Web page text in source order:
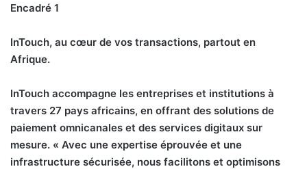
Encadré 1
InTouch, au cœur de vos transactions, partout en
Afrique.
InTouch accompagne les entreprises et institutions à
travers 27 pays africains, en offrant des solutions de
paiement omnicanales et des services digitaux sur
mesure. « Avec une expertise éprouvée et une
infrastructure sécurisée, nous facilitons et optimisons